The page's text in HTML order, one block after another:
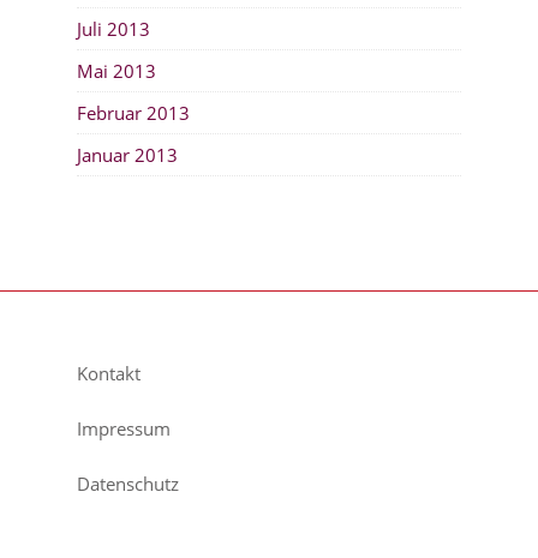
Juli 2013
Mai 2013
Februar 2013
Januar 2013
Kontakt
Impressum
Datenschutz